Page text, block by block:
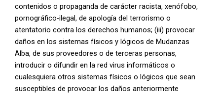
contenidos o propaganda de carácter racista, xenófobo,
pornográfico-ilegal, de apología del terrorismo o
atentatorio contra los derechos humanos; (iii) provocar
daños en los sistemas físicos y lógicos de Mudanzas
Alba, de sus proveedores o de terceras personas,
introducir o difundir en la red virus informáticos o
cualesquiera otros sistemas físicos o lógicos que sean
susceptibles de provocar los daños anteriormente